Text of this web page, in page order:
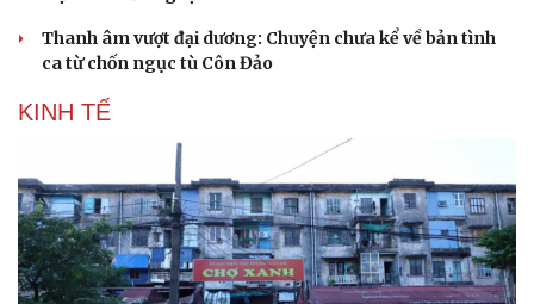
Thanh âm vượt đại dương: Chuyện chưa kể về bản tình
ca từ chốn ngục tù Côn Đảo
KINH TẾ